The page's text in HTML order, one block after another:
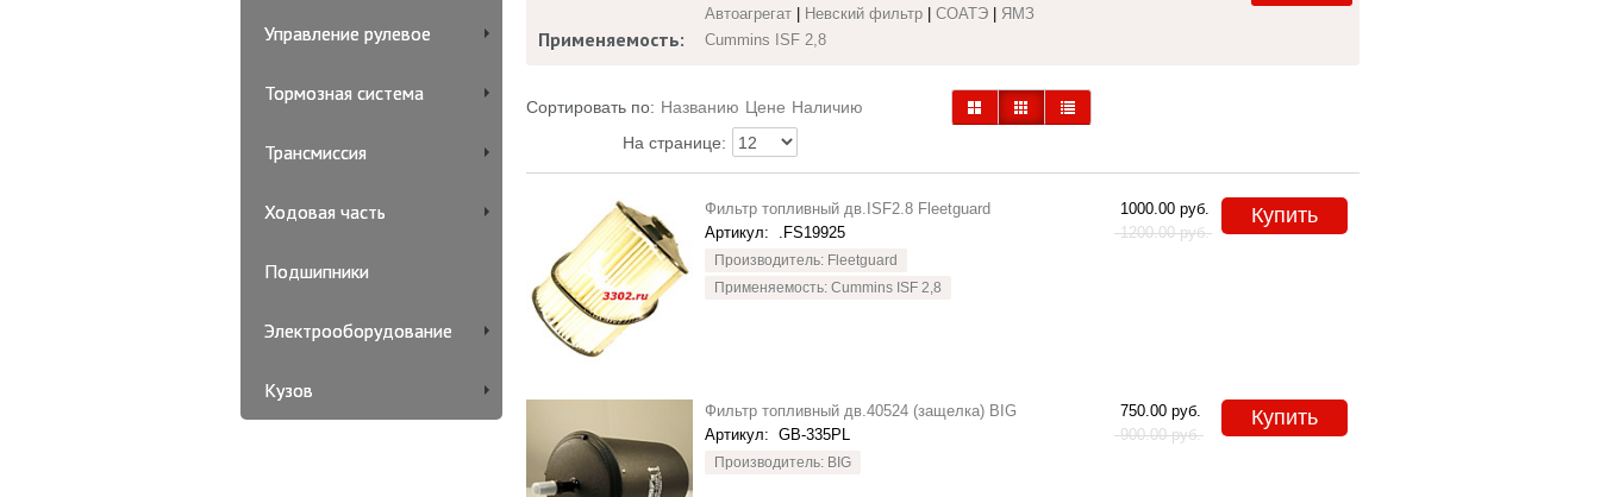
Управление рулевое
Тормозная система
Трансмиссия
Ходовая часть
Подшипники
Электрооборудование
Кузов
Автоагрегат
Невский фильтр СОАТЭ ЯМЗ
Применяемость: Cummins ISF 2,8
Сортировать по: Названию Цене Наличию
На странице:
Фильтр топливный дв.ISF2.8 Fleetguard
Артикул: .FS19925
Производитель: Fleetguard
Применяемость: Cummins ISF 2,8
1000.00 руб.
1200.00 руб.
Купить
Фильтр топливный дв.40524 (защелка) BIG
Артикул: GB-335PL
Производитель: BIG
750.00 руб.
900.00 руб.
Купить